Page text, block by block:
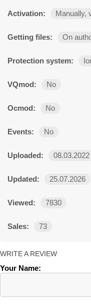
Activation: Manually,
Getting files: On
Protection system:
VQmod: No
Ocmod: No
Events: No
Uploaded: 08.03.2022
Updated: 25.07.2026
Viewed: 7830
Sales: 73
WRITE A REVIEW
Your Name: